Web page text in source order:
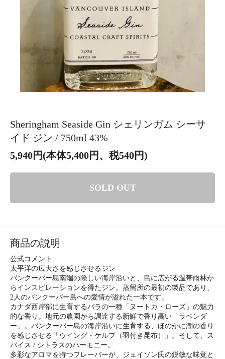
Sheringham Seaside Gin シェリンガム シーサ
イド ジン / 750ml 43%
5,940円(本体5,400円、税540円)
SOLD OUT
商品の説明
公式コメント
太平洋の広大さを感じさせるジン
バンクーバー島南端の険しい海岸沿いと、島に広がる温帯雨林か
らインスピレーションを得たジン。蒸留所の最初の製品であり、
2人のバンクーバー島への愛情が溢れた一本です。
カナダ西岸部に生育するバラの一種「ヌートカ・ローズ」の魅力
的な香り。地元の農園から調達する新鮮で香り高い「ラベンダ
ー」。バンクーバー島の海岸沿いに生育する、ほのかに潮の香り
を感じさせる「ウイング・ケルプ（羽付き昆布）」。そして、ス
パイス / シトラスのハーモニー。
多彩なアロマを持つフレーバーが、ジェイソン氏の鋭敏な味覚と